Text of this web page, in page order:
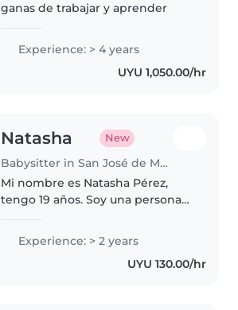
ganas de trabajar y aprender
Experience: > 4 years
UYU 1,050.00/hr
Natasha New
Babysitter in San José de Mayo
Mi nombre es Natasha Pérez,
tengo 19 años. Soy una persona
Me gusta cuidar y acompañar a
los niños, brindarles atención y
hacer que se sientan seguros..
Experience: > 2 years
UYU 130.00/hr